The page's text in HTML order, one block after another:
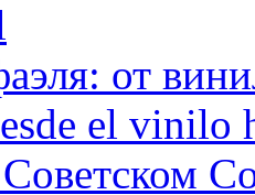
от
el vinilo